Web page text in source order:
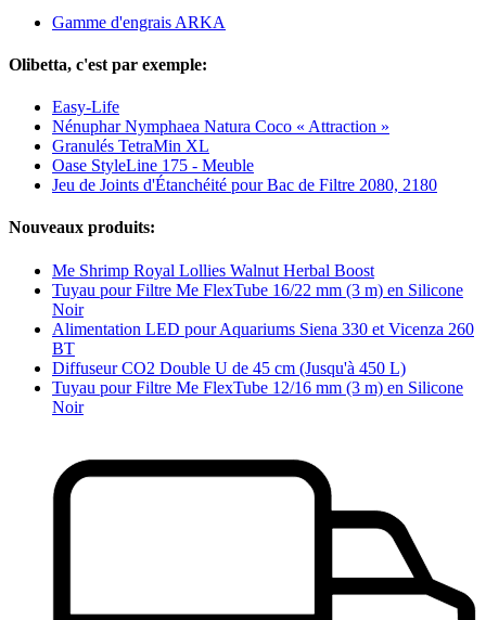
Gamme d'engrais ARKA
Olibetta, c'est par exemple:
Easy-Life
Nénuphar Nymphaea Natura Coco « Attraction »
Granulés TetraMin XL
Oase StyleLine 175 - Meuble
Jeu de Joints d'Étanchéité pour Bac de Filtre 2080, 2180
Nouveaux produits:
Me Shrimp Royal Lollies Walnut Herbal Boost
Tuyau pour Filtre Me FlexTube 16/22 mm (3 m) en Silicone
Noir
Alimentation LED pour Aquariums Siena 330 et Vicenza 260
BT
Diffuseur CO2 Double U de 45 cm (Jusqu'à 450 L)
Tuyau pour Filtre Me FlexTube 12/16 mm (3 m) en Silicone
Noir